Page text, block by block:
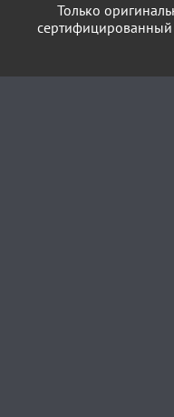
Только
сертифицированный